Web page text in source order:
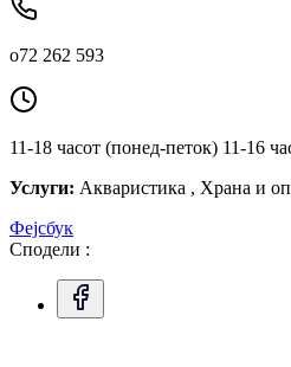
о72 262 593
11-18 часот (понед-петок) 11-16
Услуги: Акваристика , Храна и
Фејсбук
Сподели :